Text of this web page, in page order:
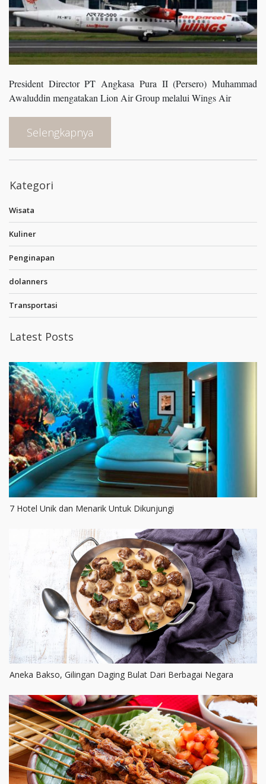
President Director PT Angkasa Pura II (Persero) Muhammad
Awaluddin mengatakan Lion Air Group melalui Wings Air
Selengkapnya
Kategori
Wisata
Kuliner
Penginapan
dolanners
Transportasi
Latest Posts
7 Hotel Unik dan Menarik Untuk Dikunjungi
Aneka Bakso, Gilingan Daging Bulat Dari Berbagai Negara